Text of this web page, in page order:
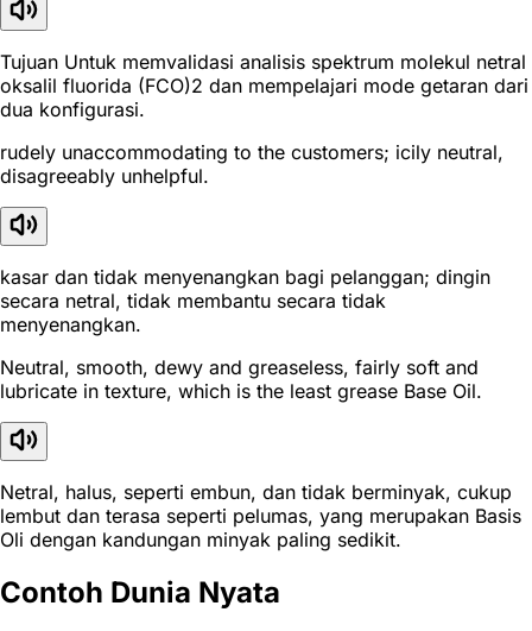
Tujuan Untuk memvalidasi analisis spektrum molekul netral
oksalil fluorida (FCO)2 dan mempelajari mode getaran dari
dua konfigurasi.
rudely unaccommodating to the customers; icily neutral,
disagreeably unhelpful.
kasar dan tidak menyenangkan bagi pelanggan; dingin
secara netral, tidak membantu secara tidak
menyenangkan.
Neutral, smooth, dewy and greaseless, fairly soft and
lubricate in texture, which is the least grease Base Oil.
Netral, halus, seperti embun, dan tidak berminyak, cukup
lembut dan terasa seperti pelumas, yang merupakan Basis
Oli dengan kandungan minyak paling sedikit.
Contoh Dunia Nyata